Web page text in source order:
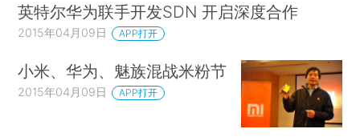
英特尔华为联手开发SDN 开启深度合作
2015年04月09日 APP打开
小米、华为、魅族混战米粉节
2015年04月09日 APP打开